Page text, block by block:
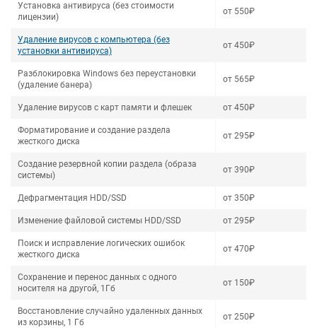
Установка антивируса (без стоимости
лицензии)
от 550₽
Удаление вирусов с компьютера (без
установки антивируса)
от 450₽
Разблокировка Windows без переустановки
(удаление банера)
от 565₽
Удаление вирусов с карт памяти и флешек от 450₽
Форматирование и создание раздела
жесткого диска
от 295₽
Создание резервной копии раздела (образа
системы)
от 390₽
Дефрагментация HDD/SSD от 350₽
Изменение файловой системы HDD/SSD от 295₽
Поиск и исправление логических ошибок
жесткого диска
от 470₽
Сохранение и перенос данных с одного
носителя на другой, 1Гб
от 150₽
Восстановление случайно удаленных данных
из корзины, 1 Гб
от 250₽